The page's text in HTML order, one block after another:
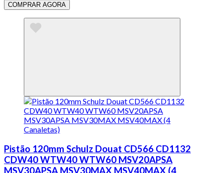
COMPRAR AGORA
Pistão 120mm Schulz Douat CD566 CD1132
CDW40 WTW40 WTW60 MSV20APSA
MSV30APSA MSV30MAX MSV40MAX (4